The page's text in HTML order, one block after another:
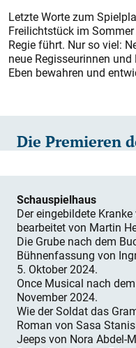
Letzte Worte zum
Freilichtstück im
Regie führt. Nur so viel:
neue Regisseurinnen
Eben bewahren und
Die Premieren
Schauspielhaus
Der eingebildete
bearbeitet von Martin
Die Grube nach dem
Bühnenfassung von
5. Oktober 2024.
Once Musical nach
November 2024.
Wie der Soldat das
Roman von Sasa
Jeeps von Nora Abdel-